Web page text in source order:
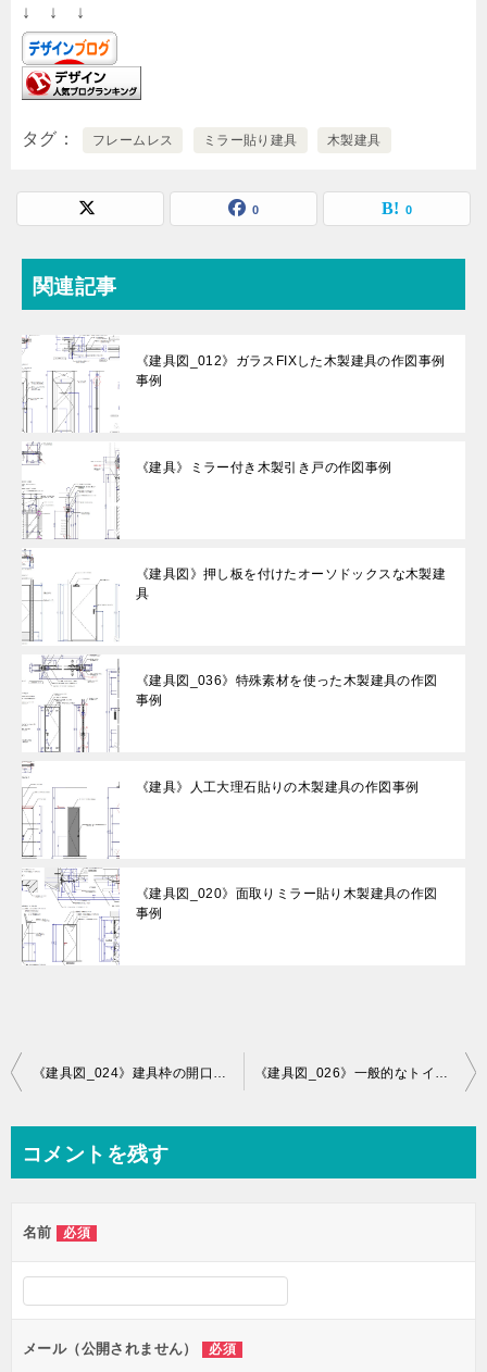
↓ ↓ ↓
タグ フレームレス ミラー貼り建具 木製建具
0 0
関連記事
《建具図_012》ガラスFIXした木製建具の作図事例
事例
《建具》ミラー付き木製引き戸の作図事例
《建具図》押し板を付けたオーソドックスな木製建
具
《建具図_036》特殊素材を使った木製建具の作図
事例
《建具》人工大理石貼りの木製建具の作図事例
《建具図_020》面取りミラー貼り木製建具の作図
事例
投
ビ
ー
シ
ョ
ン
《建具図_024》建具枠の開口補強についての作図事例 《建具図_026》一般的なトイレブースの木製建具の作図事例
コメントを残す
名前 必須
メール（公開されません） 必須